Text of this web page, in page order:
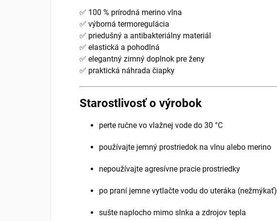
✅ 100 % prírodná merino vlna
✅ výborná termoregulácia
✅ priedušný a antibakteriálny materiál
✅ elastická a pohodlná
✅ elegantný zimný doplnok pre ženy
✅ praktická náhrada čiapky
Starostlivosť o výrobok
perte ručne vo vlažnej vode do 30 °C
používajte jemný prostriedok na vlnu alebo merino
nepoužívajte agresívne pracie prostriedky
po praní jemne vytlačte vodu do uteráka (nežmýkať)
sušte naplocho mimo slnka a zdrojov tepla